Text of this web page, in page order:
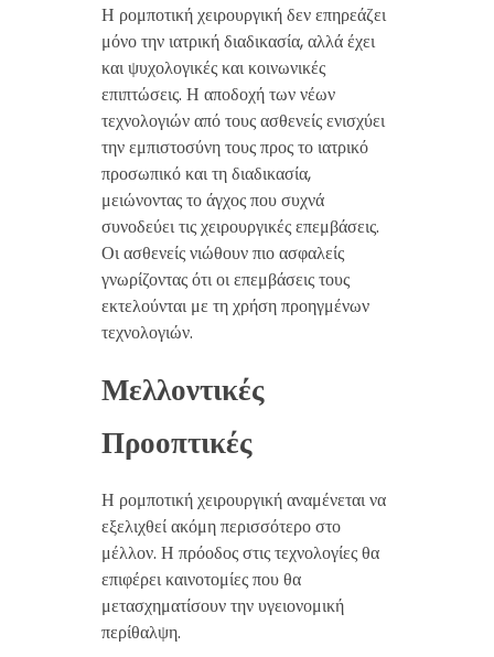
Η ρομποτική χειρουργική δεν επηρεάζει
μόνο την ιατρική διαδικασία, αλλά έχει
και ψυχολογικές και κοινωνικές
επιπτώσεις. Η αποδοχή των νέων
τεχνολογιών από τους ασθενείς ενισχύει
την εμπιστοσύνη τους προς το ιατρικό
προσωπικό και τη διαδικασία,
μειώνοντας το άγχος που συχνά
συνοδεύει τις χειρουργικές επεμβάσεις.
Οι ασθενείς νιώθουν πιο ασφαλείς
γνωρίζοντας ότι οι επεμβάσεις τους
εκτελούνται με τη χρήση προηγμένων
τεχνολογιών.
Μελλοντικές
Προοπτικές
Η ρομποτική χειρουργική αναμένεται να
εξελιχθεί ακόμη περισσότερο στο
μέλλον. Η πρόοδος στις τεχνολογίες θα
επιφέρει καινοτομίες που θα
μετασχηματίσουν την υγειονομική
περίθαλψη.